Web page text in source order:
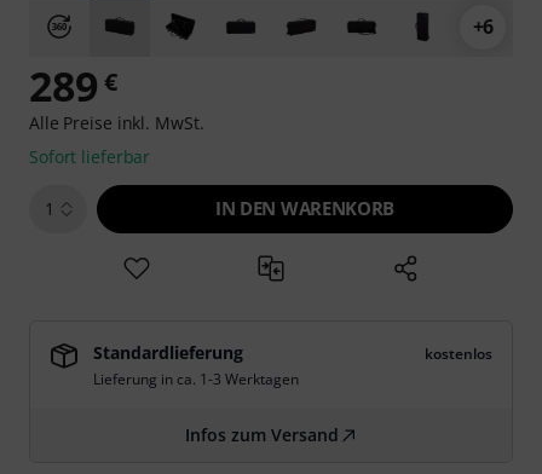
+6
289 €
Alle Preise inkl. MwSt.
Sofort lieferbar
1 IN DEN WARENKORB
Standardlieferung
kostenlos
Lieferung in ca. 1-3 Werktagen
Infos zum Versand